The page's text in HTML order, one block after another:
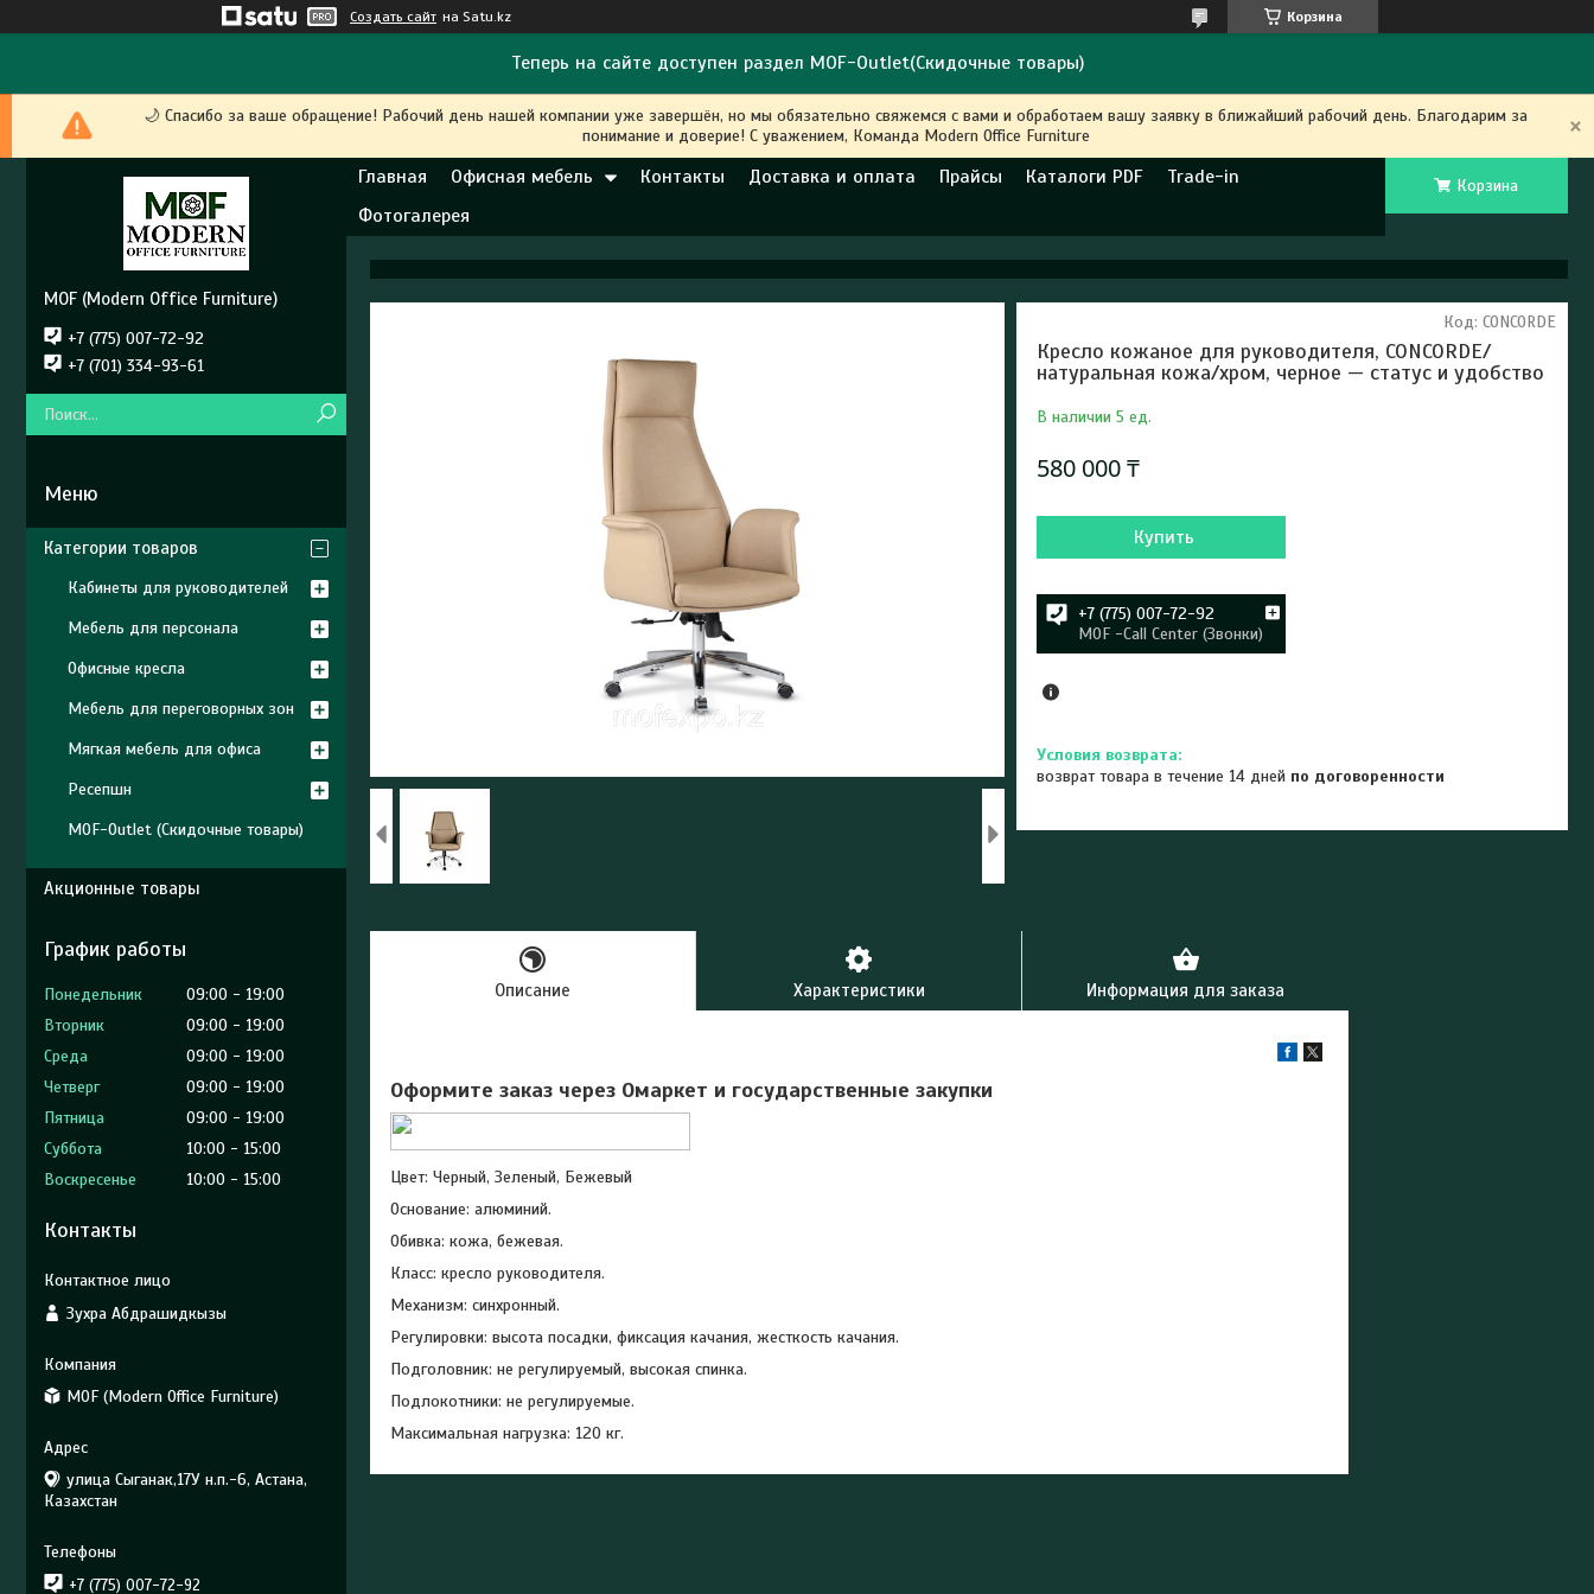
Создать сайт на Satu.kz Корзина
Теперь на сайте доступен раздел MOF-Outlet(Скидочные товары)
🌙 Спасибо за ваше обращение! Рабочий день нашей компании уже завершён, но мы обязательно свяжемся с вами и обработаем вашу заявку в ближайший рабочий день. Благодарим за
понимание и доверие! С уважением, Команда Modern Office Furniture
Главная Офисная мебель Контакты Доставка и оплата Прайсы Каталоги PDF
Trade-in
Фотогалерея
Корзина
Кресло кожаное для руководителя, CONCORDE/
натуральная кожа/хром, черное — статус и удобство
В наличии 5 ед.
Код: CONCORDE
580 000 ₸
Купить
+7 (775) 007-72-92
MOF -Call Center (Звонки)
возврат товара в течение 14 дней по договоренности
Описание Характеристики Информация для заказа
Оформите заказ через Омаркет и государственные закупки
Цвет: Черный, Зеленый, Бежевый
Основание: алюминий.
Обивка: кожа, бежевая.
Класc: кресло руководителя.
Механизм: синхронный.
Регулировки: высота посадки, фиксация качания, жесткость качания.
Подголовник: не регулируемый, высокая спинка.
Подлокотники: не регулируемые.
Максимальная нагрузка: 120 кг.
MOF (Modern Office Furniture)
+7 (775) 007-72-92
+7 (701) 334-93-61
Категории товаров
Кабинеты для руководителей
Мебель для персонала
Офисные кресла
Мебель для переговорных зон
Мягкая мебель для офиса
Ресепшн
MOF-Outlet (Скидочные товары)
Акционные товары
График работы
Понедельник 09:00
19:00
Вторник
09:00
19:00
Среда
09:00
19:00
Четверг
09:00
19:00
Пятница
09:00
19:00
Суббота
10:00
15:00
Воскресенье
10:00 15:00
Контакты
Зухра Абдрашидкызы
MOF (Modern Office Furniture)
улица Сыганак,17У н.п.-6, Астана,
Казахстан
+7 (775) 007-72-92